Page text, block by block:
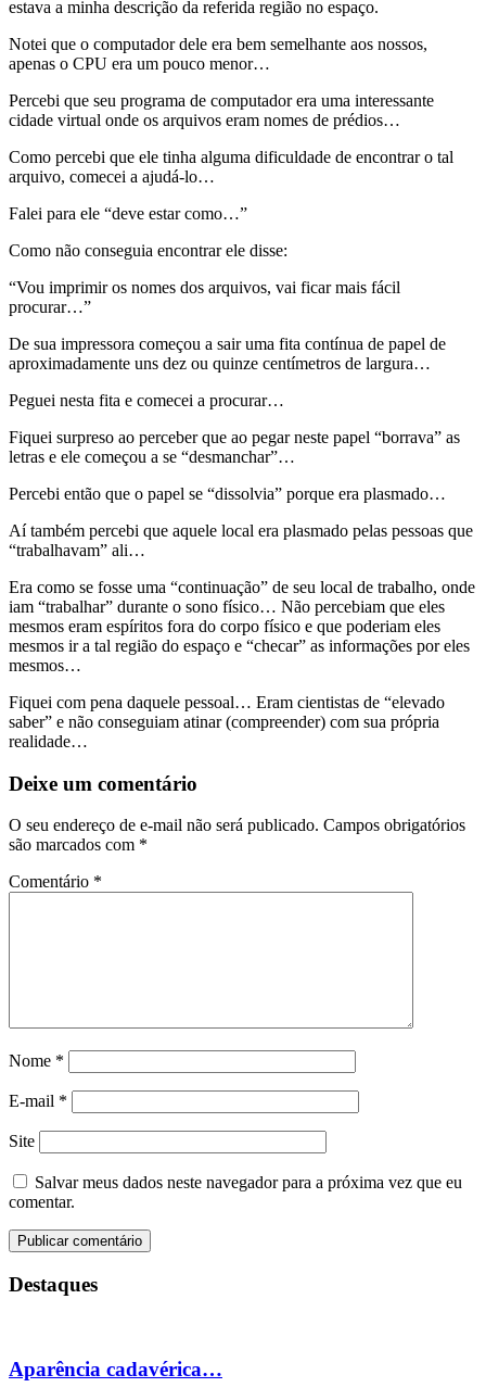
estava a minha descrição da referida região no espaço.
Notei que o computador dele era bem semelhante aos nossos,
apenas o CPU era um pouco menor…
Percebi que seu programa de computador era uma interessante
cidade virtual onde os arquivos eram nomes de prédios…
Como percebi que ele tinha alguma dificuldade de encontrar o tal
arquivo, comecei a ajudá-lo…
Falei para ele “deve estar como…”
Como não conseguia encontrar ele disse:
“Vou imprimir os nomes dos arquivos, vai ficar mais fácil
procurar…”
De sua impressora começou a sair uma fita contínua de papel de
aproximadamente uns dez ou quinze centímetros de largura…
Peguei nesta fita e comecei a procurar…
Fiquei surpreso ao perceber que ao pegar neste papel “borrava” as
letras e ele começou a se “desmanchar”…
Percebi então que o papel se “dissolvia” porque era plasmado…
Aí também percebi que aquele local era plasmado pelas pessoas que
“trabalhavam” ali…
Era como se fosse uma “continuação” de seu local de trabalho, onde
iam “trabalhar” durante o sono físico… Não percebiam que eles
mesmos eram espíritos fora do corpo físico e que poderiam eles
mesmos ir a tal região do espaço e “checar” as informações por eles
mesmos…
Fiquei com pena daquele pessoal… Eram cientistas de “elevado
saber” e não conseguiam atinar (compreender) com sua própria
realidade…
Deixe um comentário
O seu endereço de e-mail não será publicado. Campos obrigatórios
são marcados com *
Comentário *
Nome *
E-mail *
Site
Salvar meus dados neste navegador para a próxima vez que eu
comentar.
Destaques
Aparência cadavérica…